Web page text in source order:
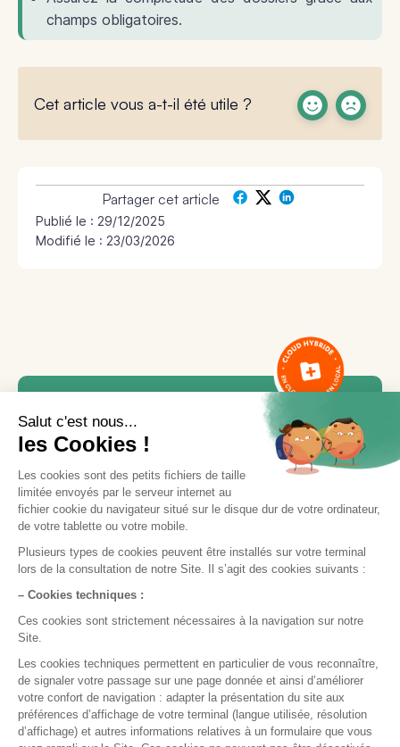
Partager cet article
Publié le : 29/12/2025
Modifié le : 23/03/2026
champs obligatoires.
Cet article vous a-t-il été utile ?
Besoin d'aide ou d'une
formation ?
Notre équipe est là pour vous accompagner.
Contactez le service support via le bouton «
Nous contacter
», en indiquant votre demande
et vos disponibilités, ou appelez-nous
directement par téléphone.